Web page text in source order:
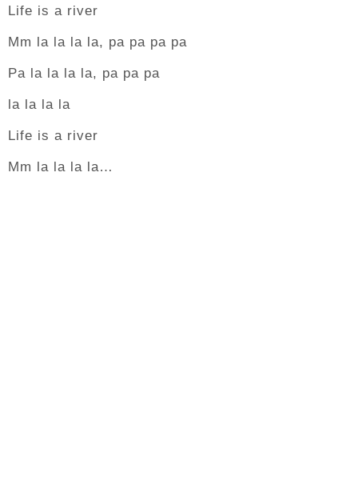
Life is a river
Mm la la la la, pa pa pa pa
Pa la la la la, pa pa pa
la la la la
Life is a river
Mm la la la la…